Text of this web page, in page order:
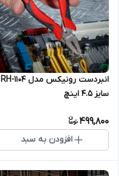
انبردست رونیکس مدل RH-1104
سایز 4.5 اینچ
499,800
افزودن به سبد